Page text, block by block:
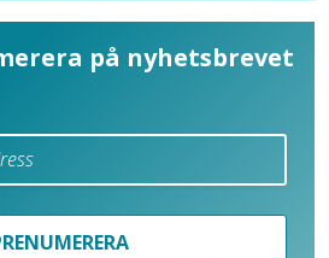
på nyhetsbrevet